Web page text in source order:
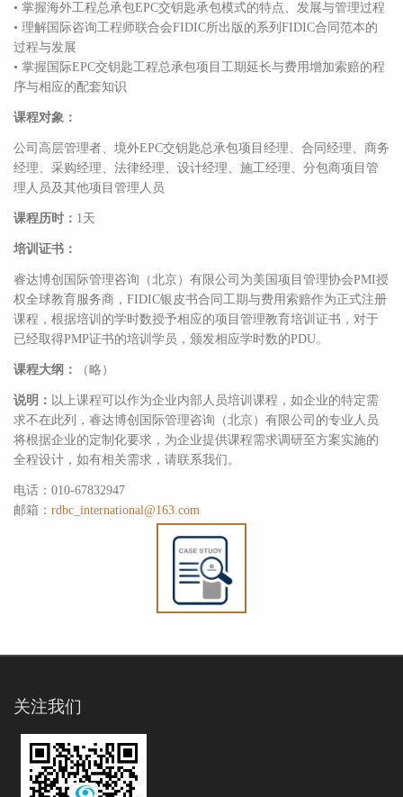
• 掌握海外工程总承包EPC交钥匙承包模式的特点、发展与管理过程
• 理解国际咨询工程师联合会FIDIC所出版的系列FIDIC合同范本的
过程与发展
• 掌握国际EPC交钥匙工程总承包项目工期延长与费用增加索赔的程
序与相应的配套知识
课程对象：
公司高层管理者、境外EPC交钥匙总承包项目经理、合同经理、商务
经理、采购经理、法律经理、设计经理、施工经理、分包商项目管
理人员及其他项目管理人员
课程历时： 1天
培训证书：
睿达博创国际管理咨询（北京）有限公司为美国项目管理协会PMI授
权全球教育服务商，FIDIC银皮书合同工期与费用索赔作为正式注册
课程，根据培训的学时数授予相应的项目管理教育培训证书，对于
已经取得PMP证书的培训学员，颁发相应学时数的PDU。
课程大纲： （略）
说明： 以上课程可以作为企业内部人员培训课程，如企业的特定需
求不在此列，睿达博创国际管理咨询（北京）有限公司的专业人员
将根据企业的定制化要求，为企业提供课程需求调研至方案实施的
全程设计，如有相关需求，请联系我们。
电话：010-67832947
邮箱： rdbc_international@163.com
关注我们